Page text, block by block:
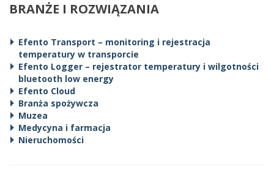
BRANŻE I ROZWIĄZANIA
Efento Transport – monitoring i rejestracja
temperatury w transporcie
Efento Logger – rejestrator temperatury i wilgotności
bluetooth low energy
Efento Cloud
Branża spożywcza
Muzea
Medycyna i farmacja
Nieruchomości